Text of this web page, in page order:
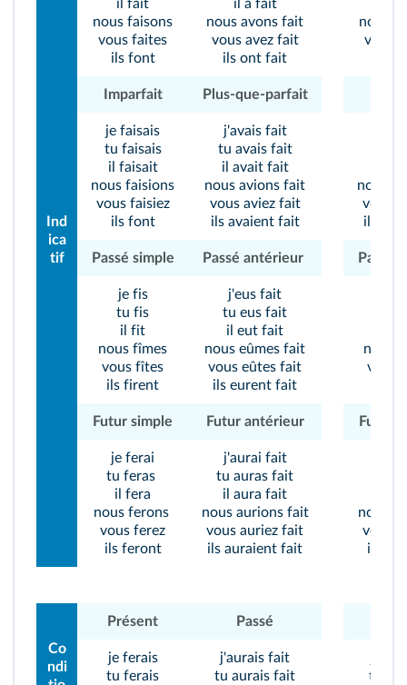
Ind
ica
tif
il fait
nous faisons
vous faites
ils font
il a fait
nous avons fait
vous avez fait
ils ont fait
nous
vous
Imparfait Plus-que-parfait
je faisais
tu faisais
il faisait
nous faisions
vous faisiez
ils font
j'avais fait
tu avais fait
il avait fait
nous avions fait
vous aviez fait
ils avaient fait
nous
vous
ils
Passé simple Passé antérieur Passé
je fis
tu fis
il fit
nous fîmes
vous fîtes
ils firent
j'eus fait
tu eus fait
il eut fait
nous eûmes fait
vous eûtes fait
ils eurent fait
nous
vous
Futur simple Futur antérieur Futur
je ferai
tu feras
il fera
nous ferons
vous ferez
ils feront
j'aurai fait
tu auras fait
il aura fait
nous aurions fait
vous auriez fait
ils auraient fait
nous
vous
ils
Co
ndi
Présent Passé
je ferais
tu ferais
j'aurais fait
tu aurais fait
tu